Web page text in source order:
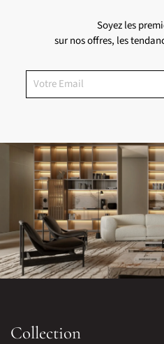
Soyez les
sur nos offres, les
Collection